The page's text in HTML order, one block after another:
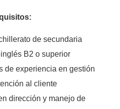
de secundaria
B2 o superior
de experiencia en gestión
al cliente
dirección y manejo de